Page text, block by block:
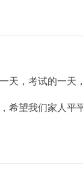
天，考试的一天
希望我们家人平